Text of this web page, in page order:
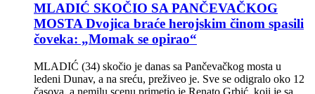
MLADIĆ SKOČIO SA PANČEVAČKOG
MOSTA Dvojica braće herojskim činom spasili
čoveka: „Momak se opirao“
MLADIĆ (34) skočio je danas sa Pančevačkog mosta u
ledeni Dunav, a na sreću, preživeo je. Sve se odigralo oko 12
časova, a nemilu scenu primetio je Renato Grbić, koji je sa